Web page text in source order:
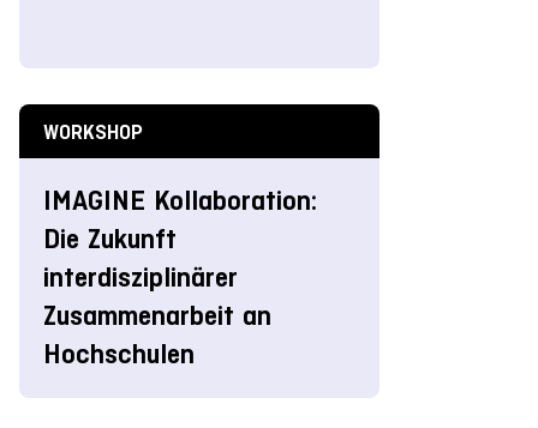
WORKSHOP
IMAGINE Kollaboration:
Die Zukunft
interdisziplinärer
Zusammenarbeit an
Hochschulen